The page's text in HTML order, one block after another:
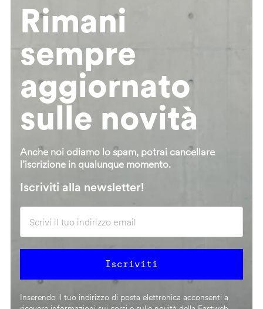
Rimani
sempre
aggiornato
sulle novità
Anche noi odiamo lo spam, potrai cancellare
l’iscrizione in qualunque momento.
Iscriviti alla newsletter!
Inserendo il tuo indirizzo di posta elettronica acconsenti a